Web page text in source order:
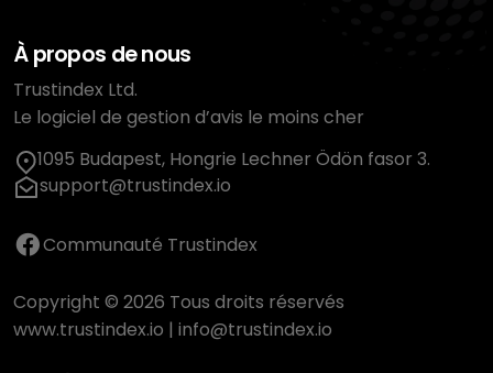
À propos de nous
Trustindex Ltd.
Le logiciel de gestion d’avis le moins cher
1095 Budapest, Hongrie Lechner Ödön fasor 3.
support@trustindex.io
Communauté Trustindex
Copyright © 2026 Tous droits réservés
www.trustindex.io | info@trustindex.io